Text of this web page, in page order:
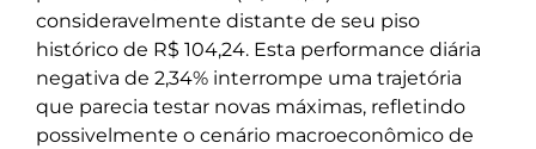
consideravelmente distante de seu piso
histórico de R$ 104,24. Esta performance diária
negativa de 2,34% interrompe uma trajetória
que parecia testar novas máximas, refletindo
possivelmente o cenário macroeconômico de